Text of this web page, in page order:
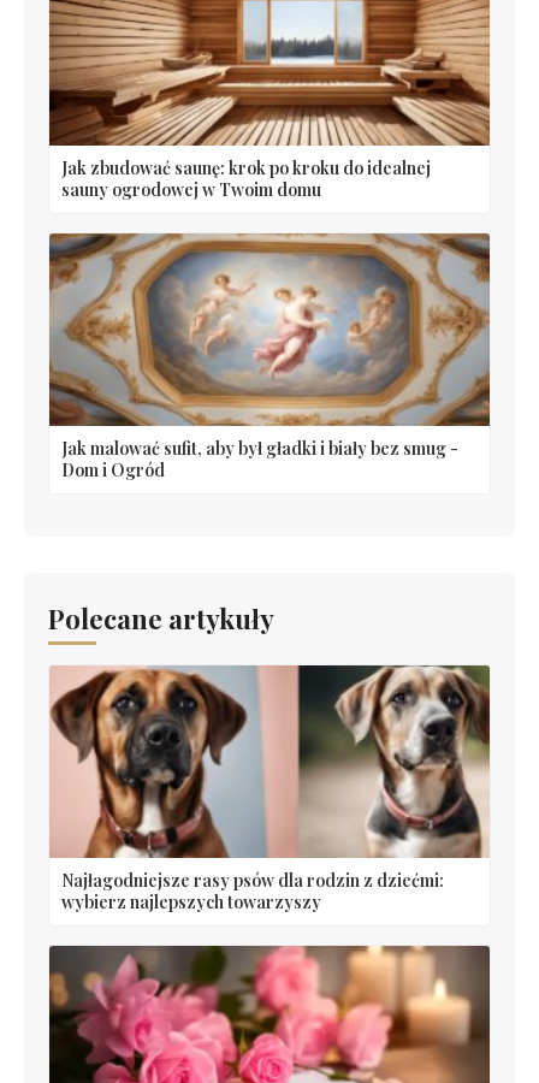
Jak zbudować saunę: krok po kroku do idealnej
sauny ogrodowej w Twoim domu
Jak malować sufit, aby był gładki i biały bez smug -
Dom i Ogród
Polecane artykuły
Najłagodniejsze rasy psów dla rodzin z dziećmi:
wybierz najlepszych towarzyszy